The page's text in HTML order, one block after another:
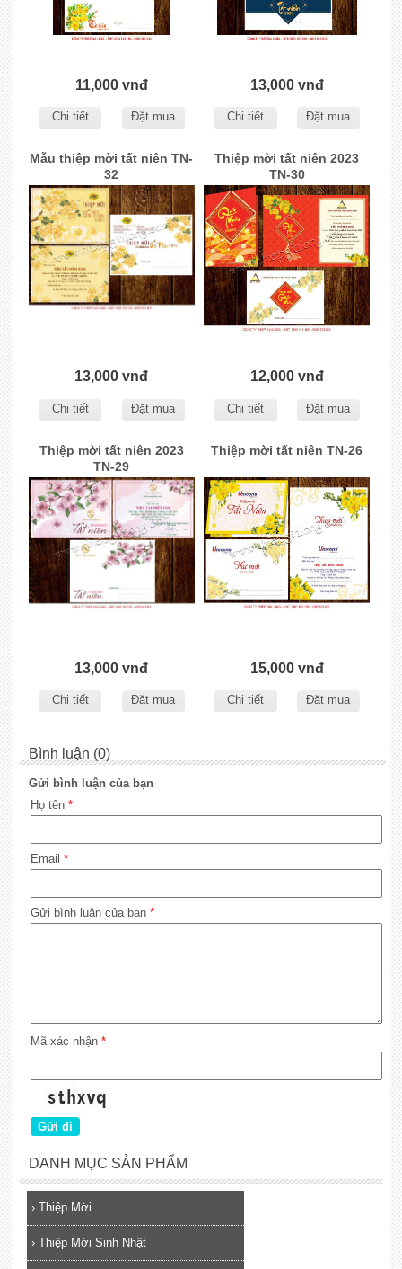
11,000 vnđ
Chi tiết Đặt mua
13,000 vnđ
Chi tiết Đặt mua
Mẫu thiệp mời tất niên TN-
32
13,000 vnđ
Chi tiết Đặt mua
Thiệp mời tất niên 2023
TN-30
12,000 vnđ
Chi tiết Đặt mua
Thiệp mời tất niên 2023
TN-29
13,000 vnđ
Chi tiết Đặt mua
Thiệp mời tất niên TN-26
15,000 vnđ
Chi tiết Đặt mua
Bình luận (0)
Gửi bình luận của bạn
Họ tên *
Email *
Gửi bình luận của bạn *
Mã xác nhận *
DANH MỤC SẢN PHẨM
› Thiệp Mời
› Thiệp Mời Sinh Nhật